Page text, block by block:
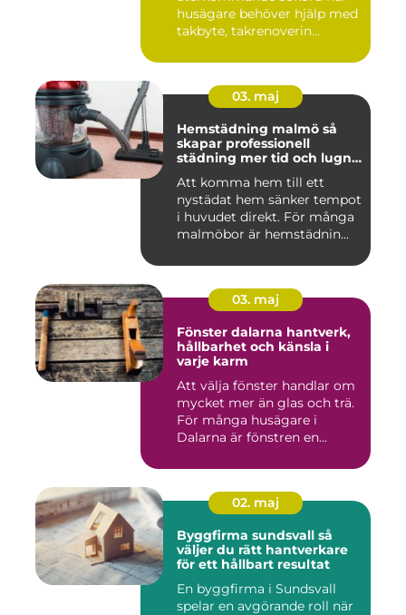
husägare behöver hjälp med
takbyte, takrenoverin...
03. maj
Hemstädning malmö så
skapar professionell
städning mer tid och lugn i
Att komma hem till ett
nystädat hem sänker tempot
i huvudet direkt. För många
malmöbor är hemstädnin...
03. maj
Fönster dalarna hantverk,
hållbarhet och känsla i
varje karm
Att välja fönster handlar om
mycket mer än glas och trä.
För många husägare i
Dalarna är fönstren en...
02. maj
Byggfirma sundsvall så
väljer du rätt hantverkare
för ett hållbart resultat
En byggfirma i Sundsvall
spelar en avgörande roll när